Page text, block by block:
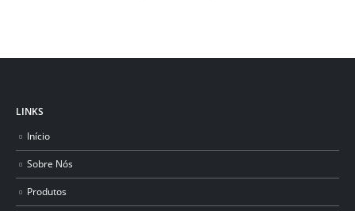
LINKS
Início
Sobre Nós
Produtos